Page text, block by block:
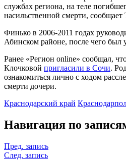
службах региона, на теле
насильственной смерти,
Финько в 2006-2011 годах
Абинском районе, после чего был
Ранее «Регион online» сообщал,
Клочковой пригласили в Сочи.
ознакомиться лично с ходом
смерти дочери.
Краснодарский край Краснодар
Навигация по
Пред. запись
След. запись